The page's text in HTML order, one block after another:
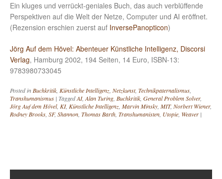
Ein kluges und verrückt-geniales Buch, das auch verblüffende
Perspektiven auf die Welt der Netze, Computer und AI eröffnet.
(Rezension erschien zuerst auf InversePanopticon)
Jörg Auf dem Hövel: Abenteuer Künstliche Intelligenz, Discorsi
Verlag, Hamburg 2002, 194 Seiten, 14 Euro, ISBN-13:
9783980733045
Posted inBuchkritik, Künstliche Intelligenz, Netzkunst, Technikpaternalismus,
Transhumanismus | TaggedAI,Alan Turing, Buchkritik, General Problem Solver,
Jörg Auf dem Hövel, KI, Künstliche Intelligenz, Marvin Minsky, MIT, Norbert Wiener,
Rodney Brooks, SF, Shannon, Thomas Barth, Transhumanisten, Utopie, Weaver |
Post navigation